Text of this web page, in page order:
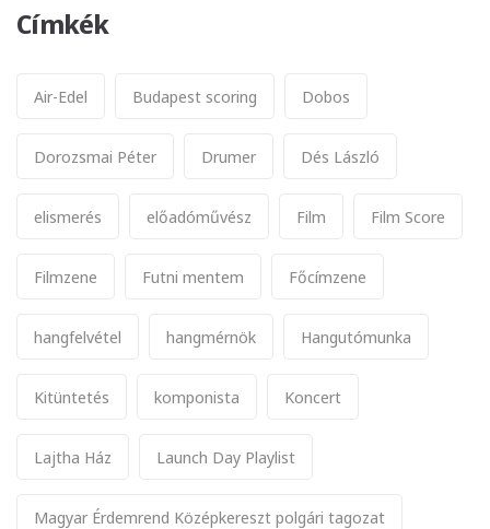
Címkék
Air-Edel Budapest scoring Dobos
Dorozsmai Péter Drumer Dés László
elismerés előadóművész Film Film Score
Filmzene Futni mentem Főcímzene
hangfelvétel hangmérnök Hangutómunka
Kitüntetés komponista Koncert
Lajtha Ház Launch Day Playlist
Magyar Érdemrend Középkereszt polgári tagozat